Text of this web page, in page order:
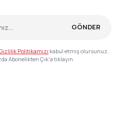
GÖNDER
Politikamızı kabul etmiş olursunuz.
Abonelikten Çık'a tıklayın.